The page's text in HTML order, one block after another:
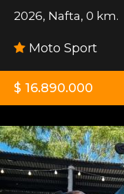
2026, Nafta, 0 km.
Moto Sport
$ 16.890.000